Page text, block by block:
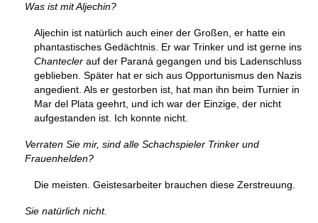
Was ist mit Aljechin?
Aljechin ist natürlich auch einer der Großen, er hatte ein
phantastisches Gedächtnis. Er war Trinker und ist gerne ins
Chantecler auf der Paraná gegangen und bis Ladenschluss
geblieben. Später hat er sich aus Opportunismus den Nazis
angedient. Als er gestorben ist, hat man ihn beim Turnier in
Mar del Plata geehrt, und ich war der Einzige, der nicht
aufgestanden ist. Ich konnte nicht.
Verraten Sie mir, sind alle Schachspieler Trinker und
Frauenhelden?
Die meisten. Geistesarbeiter brauchen diese Zerstreuung.
Sie natürlich nicht.